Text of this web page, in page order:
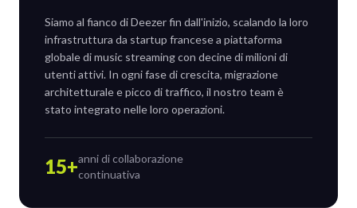
Siamo al fianco di Deezer fin dall'inizio, scalando la loro
infrastruttura da startup francese a piattaforma
globale di music streaming con decine di milioni di
utenti attivi. In ogni fase di crescita, migrazione
architetturale e picco di traffico, il nostro team è
stato integrato nelle loro operazioni.
15+anni di collaborazione
continuativa